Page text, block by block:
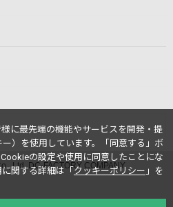
Ltd. DC-FACTORY COMPANY
に最先端の機能やサービスを開発・提
）を使用しています。
「同意する」ボ
の設定や使用に同意したことにな
関する詳細は「 クッキーポリシー 」を